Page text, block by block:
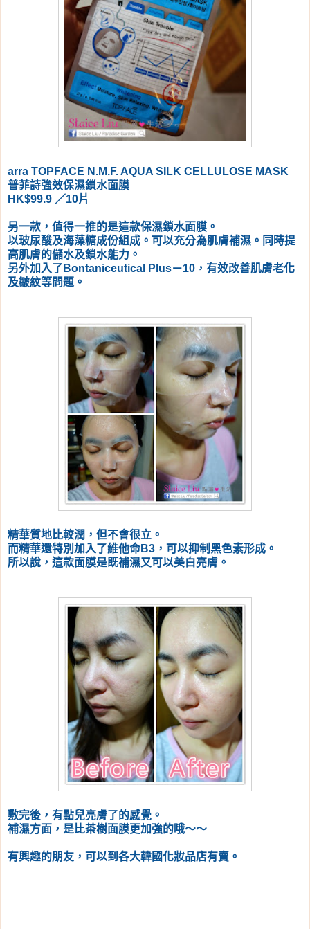
arra TOPFACE N.M.F. AQUA SILK CELLULOSE MASK
普菲詩強效保濕鎖水面膜
HK$99.9 ／10片
另一款，值得一推的是這款保濕鎖水面膜。
以玻尿酸及海藻糖成份組成。可以充分為肌膚補濕。同時提
高肌膚的儲水及鎖水能力。
另外加入了Bontaniceutical Plus－10，有效改善肌膚老化
及皺紋等問題。
精華質地比較潤，但不會很立。
而精華還特別加入了維他命B3，可以抑制黑色素形成。
所以說，這款面膜是既補濕又可以美白亮膚。
敷完後，有點兒亮膚了的感覺。
補濕方面，是比茶樹面膜更加強的哦～～
有興趣的朋友，可以到各大韓國化妝品店有賣。